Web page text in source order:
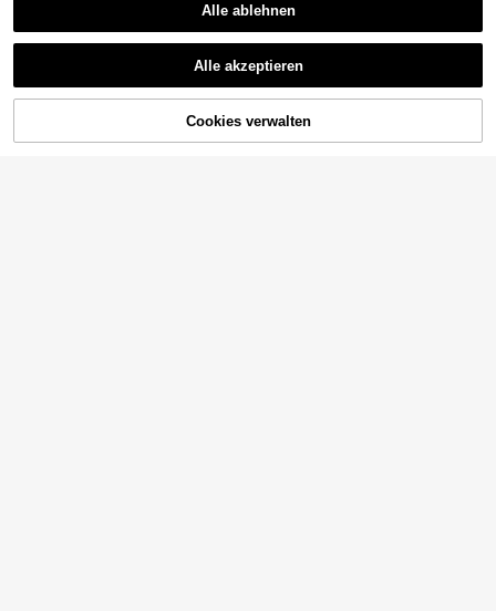
ZUM WARENKORB HINZUFÜGEN
Alle ablehnen
Alle akzeptieren
Cookies verwalten